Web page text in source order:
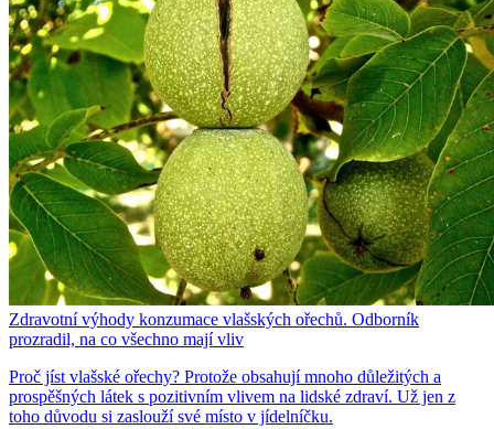
Zdravotní výhody konzumace vlašských ořechů. Odborník
prozradil, na co všechno mají vliv
Proč jíst vlašské ořechy? Protože obsahují mnoho důležitých a
prospěšných látek s pozitivním vlivem na lidské zdraví. Už jen z
toho důvodu si zaslouží své místo v jídelníčku.